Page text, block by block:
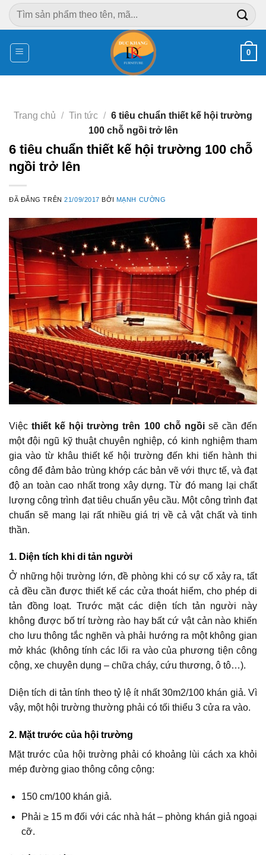
Chuyển
đến
dung
Tìm
kiếm:
0
Trang chủ / Tin tức / 6 tiêu chuẩn thiết kế hội trường
100 chỗ ngồi trở lên
6 tiêu chuẩn thiết kế hội trường 100 chỗ
ngồi trở lên
ĐÃ ĐĂNG TRÊN21/09/2017 BỞI MẠNH CƯỜNG
Việcthiết kế hội trường trên 100 chỗ ngồisẽ cần đến
một đội ngũ kỹ thuật chuyên nghiệp, có kinh nghiệm tham
gia vào từ khâu thiết kế hội trường đến khi tiến hành thi
công để đảm bảo trùng khớp các bản vẽ với thực tế, và đạt
độ an toàn cao nhất trong xây dựng. Từ đó mang lại chất
lượng công trình đạt tiêu chuẩn yêu cầu. Một công trình đạt
chuẩn sẽ mang lại rất nhiều giá trị về cả vật chất và tinh
thần.
1. Diện tích khi di tản người
Ở những hội trường lớn, đề phòng khi có sự cố xảy ra, tất
cả đều cần được thiết kế các cửa thoát hiểm, cho phép di
tản đồng loạt. Trước mặt các diện tích tản người này
không được bố trí tường rào hay bất cứ vật cản nào khiến
cho lưu thông tắc nghẽn và phải hướng ra một không gian
mở khác (không tính các lối ra vào của phương tiện công
cộng, xe chuyên dụng – chữa cháy, cứu thương, ô tô…).
Diện tích di tản tính theo tỷ lệ ít nhất 30m2/100 khán giả. Vì
vậy, một hội trường thường phải có tối thiểu 3 cửa ra vào.
2. Mặt trước của hội trường
Mặt trước của hội trường phải có khoảng lùi cách xa khỏi
mép đường giao thông công cộng:
150 cm/100 khán giả.
Phải ≥ 15 m đối với các nhà hát – phòng khán giả ngoại
cỡ.